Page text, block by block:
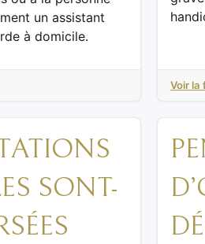
un assistant
à domicile.
Voir
SONT-